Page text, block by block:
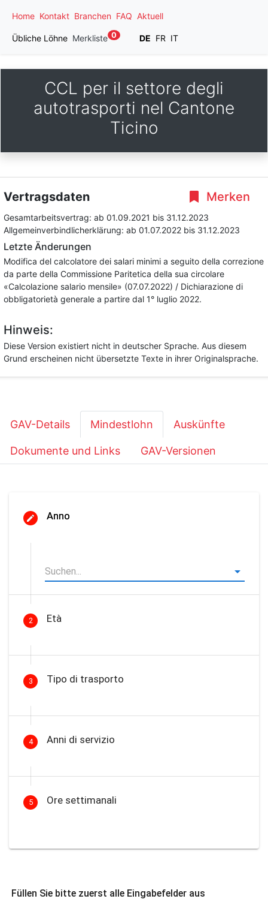
Home Kontakt Branchen FAQ Aktuell
Übliche Löhne Merkliste 0 DE FR IT
CCL per il settore degli
autotrasporti nel Cantone
Ticino
Merken
Vertragsdaten
Gesamtarbeitsvertrag: ab 01.09.2021 bis 31.12.2023
Allgemeinverbindlicherklärung: ab 01.07.2022 bis 31.12.2023
Letzte Änderungen
Modifica del calcolatore dei salari minimi a seguito della correzione
da parte della Commissione Paritetica della sua circolare
«Calcolazione salario mensile» (07.07.2022) / Dichiarazione di
obbligatorietà generale a partire dal 1° luglio 2022.
Hinweis:
Diese Version existiert nicht in deutscher Sprache. Aus diesem
Grund erscheinen nicht übersetzte Texte in ihrer Originalsprache.
GAV-Details Mindestlohn Auskünfte
Dokumente und Links GAV-Versionen
Anno
2 Età
3 Tipo di trasporto
4 Anni di servizio
5 Ore settimanali
Füllen Sie bitte zuerst alle Eingabefelder aus